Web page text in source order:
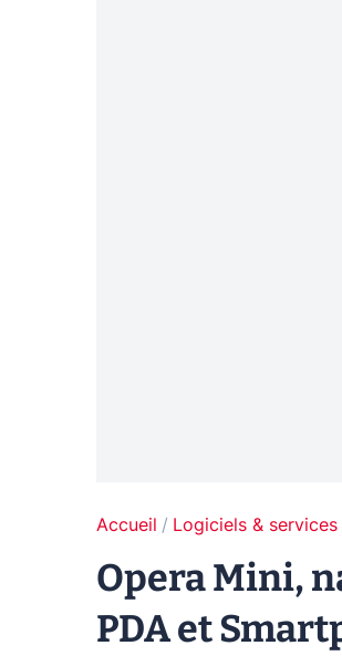
Accueil Logiciels & services
Opera Mini,
PDA et